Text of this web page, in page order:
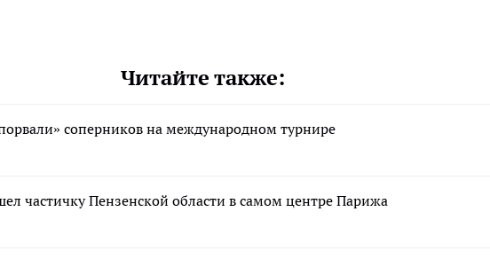
Читайте также:
соперников на международном турнире
частичку Пензенской области в самом центре Парижа